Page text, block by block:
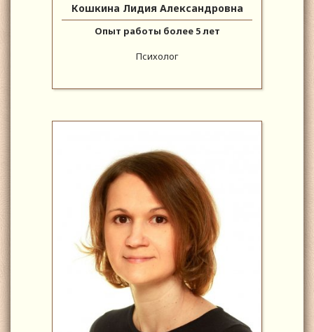
Кошкина Лидия Александровна
Опыт работы более 5 лет
Психолог